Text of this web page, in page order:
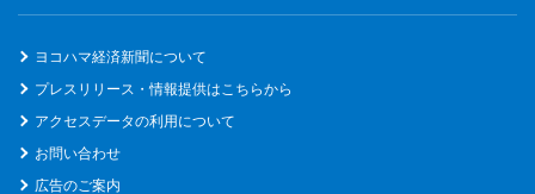
ヨコハマ経済新聞について
プレスリリース・情報提供はこちらから
アクセスデータの利用について
お問い合わせ
広告のご案内